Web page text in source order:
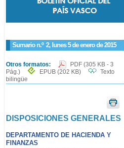
Sumario n.º 2, lunes 5 de enero de 2015
Otros formatos: PDF (305 KB - 3
Pág.)
EPUB (202 KB)
Texto
bilingüe
DISPOSICIONES GENERALES
DEPARTAMENTO DE HACIENDA Y
FINANZAS